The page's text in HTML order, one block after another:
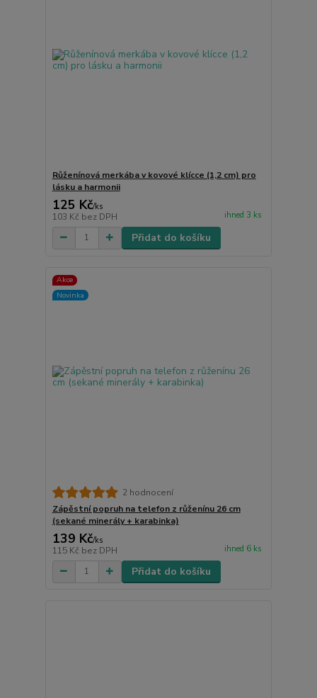
Růženínová merkába v kovové klícce (1,2 cm) pro
lásku a harmonii
125 Kč/ks
103 Kč bez DPH ihned 3 ks
Přidat do košíku
Akce
Novinka
2 hodnocení
Zápěstní popruh na telefon z růženínu 26 cm
(sekané minerály + karabinka)
139 Kč/ks
115 Kč bez DPH ihned 6 ks
Přidat do košíku